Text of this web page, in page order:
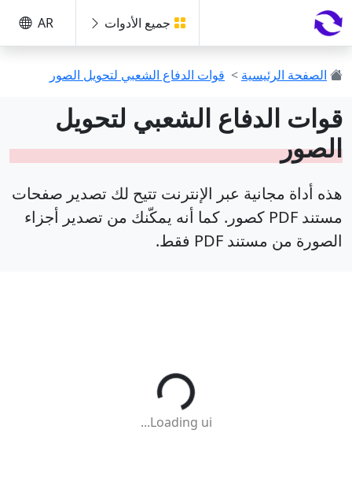
جميع الأدوات AR
الصفحة الرئيسية > قوات الدفاع الشعبي لتحويل الصور
قوات الدفاع الشعبي لتحويل
الصور
هذه أداة مجانية عبر الإنترنت تتيح لك تصدير صفحات
مستند PDF كصور. كما أنه يمكّنك من تصدير أجزاء
الصورة من مستند PDF فقط.
Loading ui...